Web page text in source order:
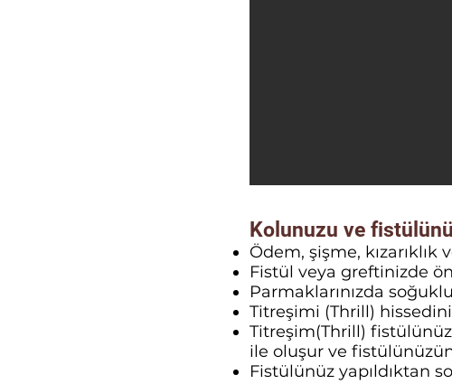
Kolunuzu ve
Ödem, şişme, kızarıklık
Fistül veya greftinizde
Parmaklarınızda
Titreşimi (Thrill)
Titreşim(Thrill)
ile oluşur ve fistülünüzün
Fistülünüz yapıldıktan